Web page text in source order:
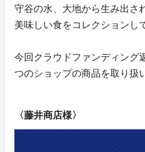
守谷の水、大地から生み出さ
美味しい食をコレクションし
今回クラウドファンディング
つのショップの商品を取り扱
〈藤井商店様〉